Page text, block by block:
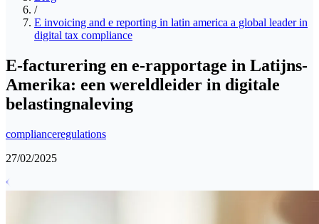
/
E invoicing and e reporting in latin america a global leader in
digital tax compliance
E-facturering en e-rapportage in Latijns-
Amerika: een wereldleider in digitale
belastingnaleving
complianceregulations
27/02/2025